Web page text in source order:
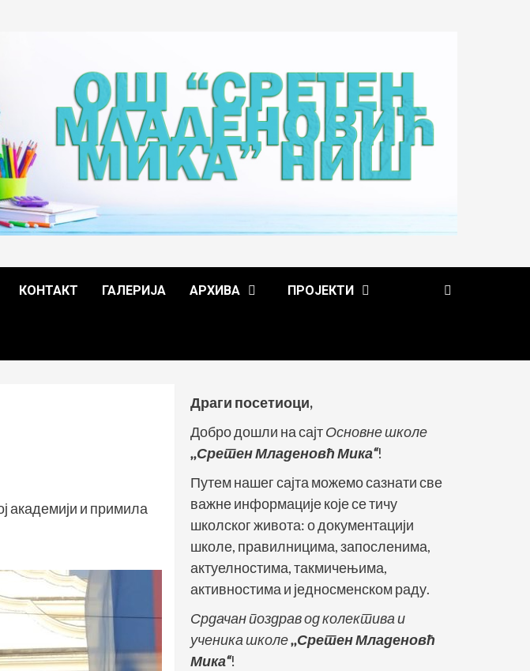
КОНТАКТ ГАЛЕРИЈА АРХИВА ПРОЈЕКТИ
академији и примила
Драги посетиоци,
Добро дошли на сајтОсновне школе
,,Сретен Младеновћ Мика“!
Путем нашег сајта можемо сазнати све
важне информације које се тичу
школског живота: о документацији
школе, правилницима, запосленима,
актуелностима, такмичењима,
активностима и једносменском раду.
Срдачан поздрав од колектива и
ученика школе,,Сретен Младеновћ
Мика“!